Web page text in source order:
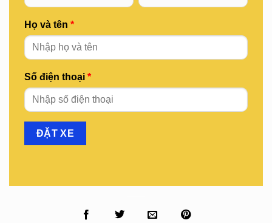
Họ và tên *
Số điện thoại *